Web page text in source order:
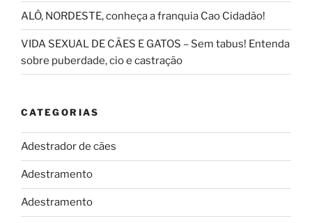
ALÔ, NORDESTE, conheça a franquia Cao Cidadão!
VIDA SEXUAL DE CÃES E GATOS – Sem tabus! Entenda
sobre puberdade, cio e castração
CATEGORIAS
Adestrador de cães
Adestramento
Adestramento